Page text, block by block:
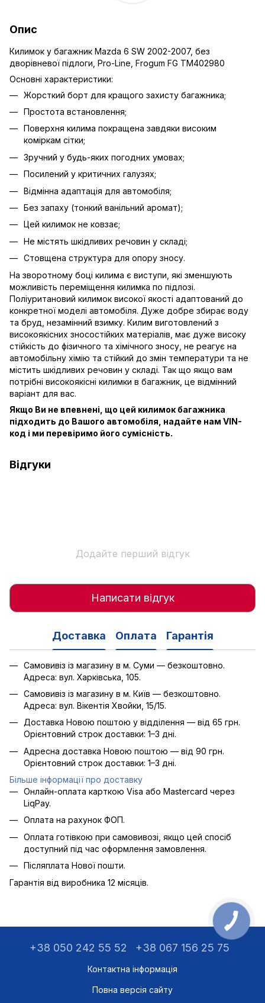
Опис
Килимок у багажник Mazda 6 SW 2002-2007, без
дворівневої підлоги, Pro-Line, Frogum FG TM402980
Основні характеристики:
Жорсткий борт для кращого захисту багажника;
Простота встановлення;
Поверхня килима покращена завдяки високим
коміркам сітки;
Зручний у будь-яких погодних умовах;
Посилений у критичних галузях;
Відмінна адаптація для автомобіля;
Без запаху (тонкий ванільний аромат);
Цей килимок не ковзає;
Не містять шкідливих речовин у складі;
Стовщена структура для опору зносу.
На зворотному боці килима є виступи, які зменшують
можливість переміщення килимка по підлозі.
Поліуритановий килимок високої якості адаптований до
конкретної моделі автомобіля. Дуже добре збирає воду
та бруд, незамінний взимку. Килим виготовлений з
високоякісних зносостійких матеріалів, має дуже високу
стійкість до фізичного та хімічного зносу, не реагує на
автомобільну хімію та стійкий до змін температури та не
містить шкідливих речовин у складі. Так що якщо вам
потрібні високоякісні килимки в багажник, це відмінний
варіант для вас.
Якщо Ви не впевнені, що цей килимок багажника
підходить до Вашого автомобіля, надайте нам VIN-
код і ми перевіримо його сумісність.
Відгуки
Додайте перший відгук
Написати відгук
Доставка Оплата Гарантія
Самовивіз із магазину в м. Суми — безкоштовно.
Адреса: вул. Харківська, 105.
Самовивіз із магазину в м. Київ — безкоштовно.
Адреса: вул. Вікентія Хвойки, 15/15.
Доставка Новою поштою у відділення — від 65 грн.
Орієнтовний строк доставки: 1–3 дні.
Адресна доставка Новою поштою — від 90 грн.
Орієнтовний строк доставки: 1–3 дні.
Більше інформації про доставку
Онлайн-оплата карткою Visa або Mastercard через
LiqPay.
Оплата на рахунок ФОП.
Оплата готівкою при самовивозі, якщо цей спосіб
доступний під час оформлення замовлення.
Післяплата Нової пошти.
Гарантія від виробника 12 місяців.
+38 050 242 55 52 +38 067 156 25 75
Контактна інформація
Повна версія сайту